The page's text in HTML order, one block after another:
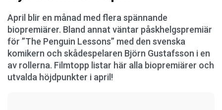
April blir en månad med flera spännande
biopremiärer. Bland annat väntar påskhelgspremiär
för ”The Penguin Lessons” med den svenska
komikern och skådespelaren Björn Gustafsson i en
av rollerna. Filmtopp listar här alla biopremiärer och
utvalda höjdpunkter i april!